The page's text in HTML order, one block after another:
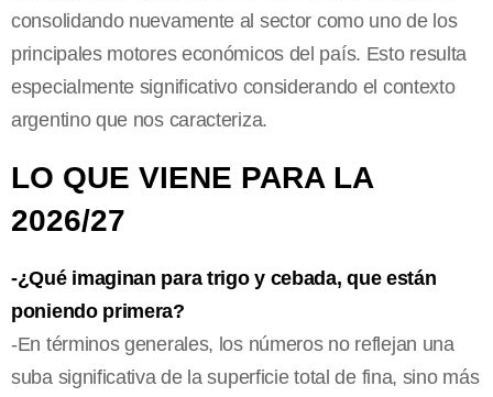
consolidando nuevamente al sector como uno de los
principales motores económicos del país. Esto resulta
especialmente significativo considerando el contexto
argentino que nos caracteriza.
LO QUE VIENE PARA LA
2026/27
-¿Qué imaginan para trigo y cebada, que están
poniendo primera?
-En términos generales, los números no reflejan una
suba significativa de la superficie total de fina, sino más